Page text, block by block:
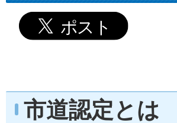
市道認定とは